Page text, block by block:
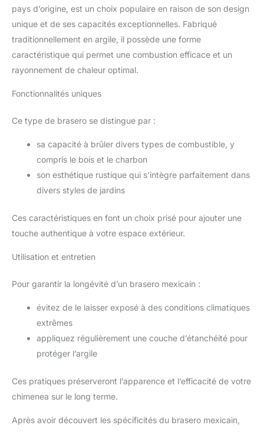
meilleur cadeau de barbecue
TOUTE CONFIANCE - 30 jours
de retour sans justification.
Notre set de spatules pour
barbecue a été testé par des
fournisseurs tiers pour sa
durabilité et sa fonctionnalité
faisons de notre mieux pour
nous assurer que chaque client
vous n'êtes pas satisfait de nos
contacter. Nous résoudrons
certainement votre problème
pays d’origine, est un choix populaire en raison de son design
unique et de ses capacités exceptionnelles. Fabriqué
traditionnellement en argile, il possède une forme
caractéristique qui permet une combustion efficace et un
rayonnement de chaleur optimal.
Fonctionnalités uniques
Ce type de brasero se distingue par :
sa capacité à brûler divers types de combustible, y
compris le bois et le charbon
son esthétique rustique qui s’intègre parfaitement dans
divers styles de jardins
Ces caractéristiques en font un choix prisé pour ajouter une
touche authentique à votre espace extérieur.
Utilisation et entretien
Pour garantir la longévité d’un brasero mexicain :
évitez de le laisser exposé à des conditions climatiques
extrêmes
appliquez régulièrement une couche d’étanchéité pour
protéger l’argile
Ces pratiques préserveront l’apparence et l’efficacité de votre
chimenea sur le long terme.
Après avoir découvert les spécificités du brasero mexicain,